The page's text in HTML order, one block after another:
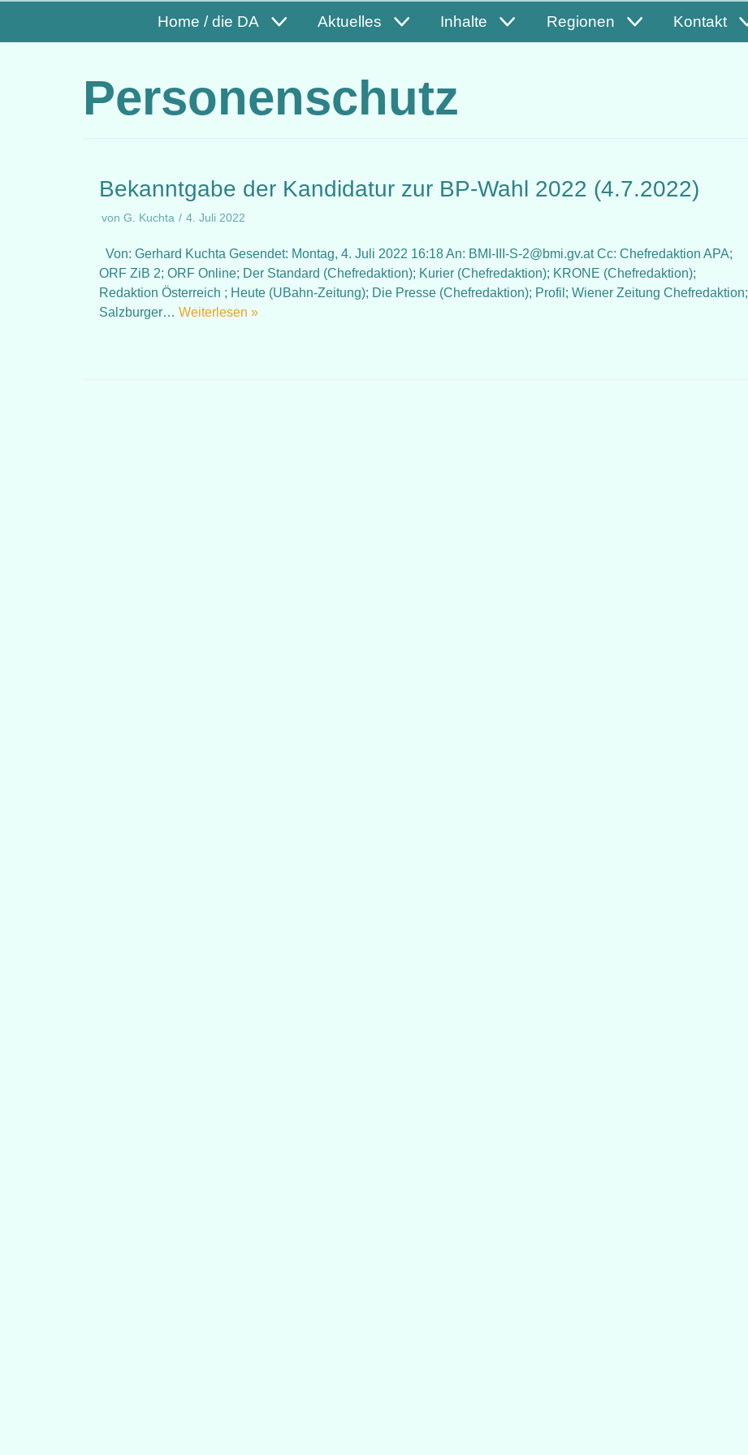
Home / die DA Aktuelles Inhalte Regionen Kontakt
Personenschutz
Bekanntgabe der Kandidatur zur BP-Wahl 2022 (4.7.2022)
von G. Kuchta 4. Juli 2022
Von: Gerhard Kuchta Gesendet: Montag, 4. Juli 2022 16:18 An: BMI-III-S-2@bmi.gv.at Cc: Chefredaktion APA;
ORF ZiB 2; ORF Online; Der Standard (Chefredaktion); Kurier (Chefredaktion); KRONE (Chefredaktion);
Redaktion Österreich ; Heute (UBahn-Zeitung); Die Presse (Chefredaktion); Profil; Wiener Zeitung Chefredaktion;
Salzburger… Weiterlesen »